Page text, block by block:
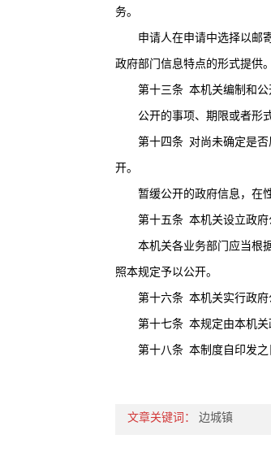
务。
申请人在申请中选择以邮寄
政府部门信息特点的形式提供。
第十三条 本机关编制和
公开的事项、期限或者形式
第十四条 对尚未确定是
开。
暂缓公开的政府信息，在性
第十五条 本机关设立政府
本机关各业务部门应当根据
照本规定予以公开。
第十六条 本机关实行政
第十七条 本规定由本机关
第十八条 本制度自印发之
文章关键词： 边城镇